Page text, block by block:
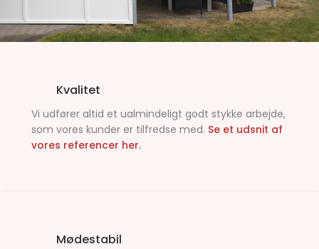
Kvalitet
Vi udfører altid et ualmindeligt godt stykke arbejde,
som vores kunder er tilfredse med. Se et udsnit af
vores referencer her.
Mødestabil